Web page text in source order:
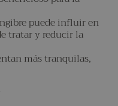
puede influir en
tratar y reducir la
más tranquilas,